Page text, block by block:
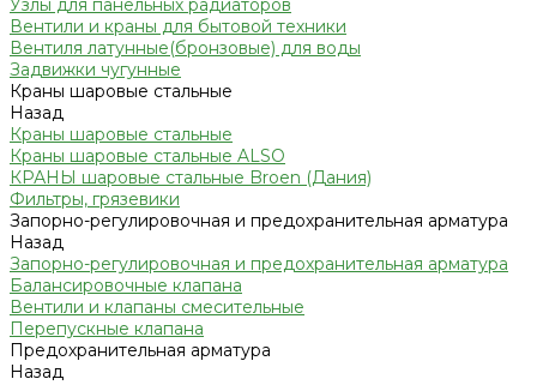
Узлы для панельных радиаторов
Вентили и краны для бытовой техники
Вентиля латунные(бронзовые) для воды
Задвижки чугунные
Краны шаровые стальные
Назад
Краны шаровые стальные
Краны шаровые стальные ALSO
КРАНЫ шаровые стальные Broen (Дания)
Фильтры, грязевики
Запорно-регулировочная и предохранительная арматура
Назад
Запорно-регулировочная и предохранительная арматура
Балансировочные клапана
Вентили и клапаны смесительные
Перепускные клапана
Предохранительная арматура
Назад